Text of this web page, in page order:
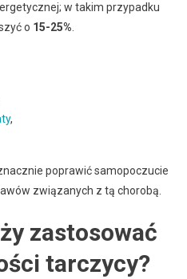
w takim przypadku
o 15-25%.
,
poprawić samopoczucie
związanych z tą chorobą.
zastosować
tarczycy?